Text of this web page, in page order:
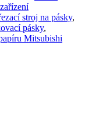
stroj na pásky,
pásky,
Mitsubishi